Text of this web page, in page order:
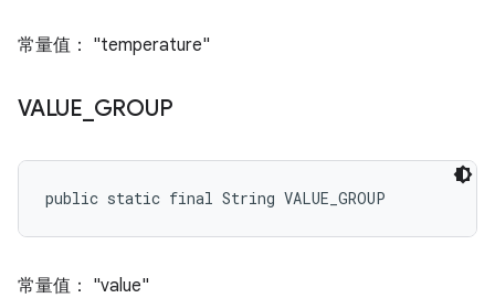
常量值： "temperature"
VALUE GROUP
public static final String VALUE_GROUP
常量值： "value"